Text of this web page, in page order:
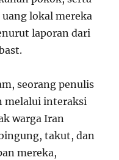
lokal mereka
laporan dari
seorang penulis
melalui interaksi
warga Iran
takut, dan
mereka,